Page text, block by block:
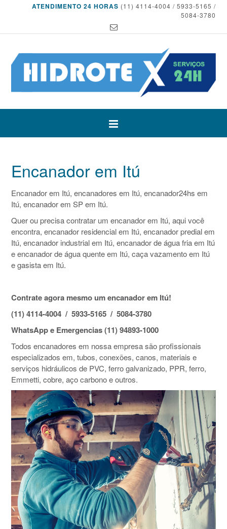
ATENDIMENTO 24 HORAS (11) 4114-4004 / 5933-5165 /
5084-3780
Encanador em Itú
Encanador em Itú, encanadores em Itú, encanador24hs em
Itú, encanador em SP em Itú.
Quer ou precisa contratar um encanador em Itú, aqui você
encontra, encanador residencial em Itú, encanador predial em
Itú, encanador industrial em Itú, encanador de água fria em Itú
e encanador de água quente em Itú, caça vazamento em Itú
e gasista em Itú.
Contrate agora mesmo um encanador em Itú!
(11) 4114-4004 / 5933-5165 / 5084-3780
WhatsApp e Emergencias (11) 94893-1000
Todos encanadores em nossa empresa são profissionais
especializados em, tubos, conexões, canos, materiais e
serviços hidráulicos de PVC, ferro galvanizado, PPR, ferro,
Emmetti, cobre, aço carbono e outros.